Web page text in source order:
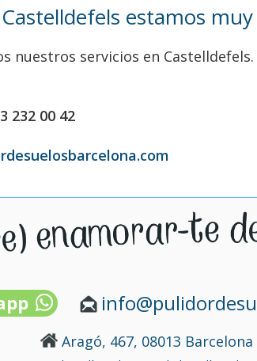
estamos
nuestros servicios en Castelldefels.
232 00 42
Aragó, 467, 08013 Barcelona